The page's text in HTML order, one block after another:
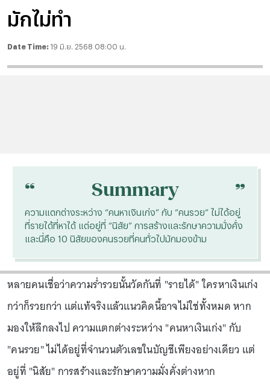
มักไม่ทำ
Date Time: 19 มิ.ย. 2568 08:00 น.
“ Summary “
ความแตกต่างระหว่าง “คนหาเงินเก่ง” กับ “คนรวย” ไม่ได้อยู่
ที่รายได้ที่หาได้ แต่อยู่ที่ “นิสัย” การสร้างและรักษาความมั่งคั่ง
และนี่คือ 10 นิสัยของคนรวยที่คนทั่วไปมักมองข้าม
หลายคนเชื่อว่าความร่ำรวยนั้นวัดกันที่ "รายได้" ใครหาเงินเก่ง
กว่าก็รวยกว่า แต่แท้จริงแล้วแนวคิดนี้อาจไม่ใช่ทั้งหมด หาก
มองให้ลึกลงไป ความแตกต่างระหว่าง "คนหาเงินเก่ง" กับ
"คนรวย" ไม่ได้อยู่ที่จำนวนตัวเลขในบัญชีเพียงอย่างเดียว แต่
อยู่ที่ "นิสัย" การสร้างและรักษาความมั่งคั่งต่างหาก